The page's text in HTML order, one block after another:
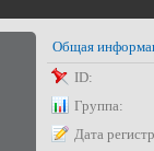
Общая
ID:
Группа:
Дата